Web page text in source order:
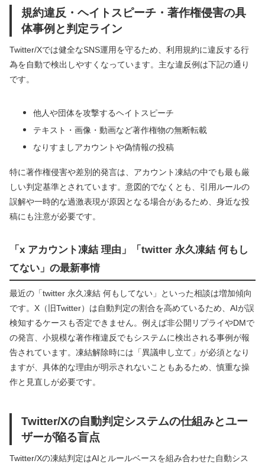
規約違反・ヘイトスピーチ・著作権侵害の具
体事例と判定ライン
Twitter/Xでは健全なSNS運用を守るため、利用規約に違反する行
為を自動で検出しやすくなっています。主な違反例は下記の通り
です。
他人や団体を攻撃するヘイトスピーチ
テキスト・画像・動画など著作権物の無断転載
なりすましアカウントや偽情報の投稿
特に著作権侵害や差別的発言は、アカウント凍結の中でも最も厳
しい判定基準とされています。意図的でなくとも、引用ルールの
誤解や一時的な過激表現が原因となる場合があるため、身近な投
稿にも注意が必要です。
「x アカウント凍結 理由」「twitter 永久凍結 何もし
てない」の最新事情
最近の「twitter 永久凍結 何もしてない」といった相談は増加傾向
です。X（旧Twitter）は自動判定の割合を高めているため、AIが誤
検知するケースも否定できません。例えば非公開リプライやDMで
の発言、小規模な著作権違反でもシステムに検出される事例が報
告されています。凍結解除時には「異議申し立て」が必須となり
ますが、具体的な理由が明示されないこともあるため、慎重な操
作と見直しが必要です。
Twitter/Xの自動判定システムの仕組みとユー
ザーが陥る盲点
Twitter/Xの凍結判定はAIとルールベースを組み合わせた自動シス